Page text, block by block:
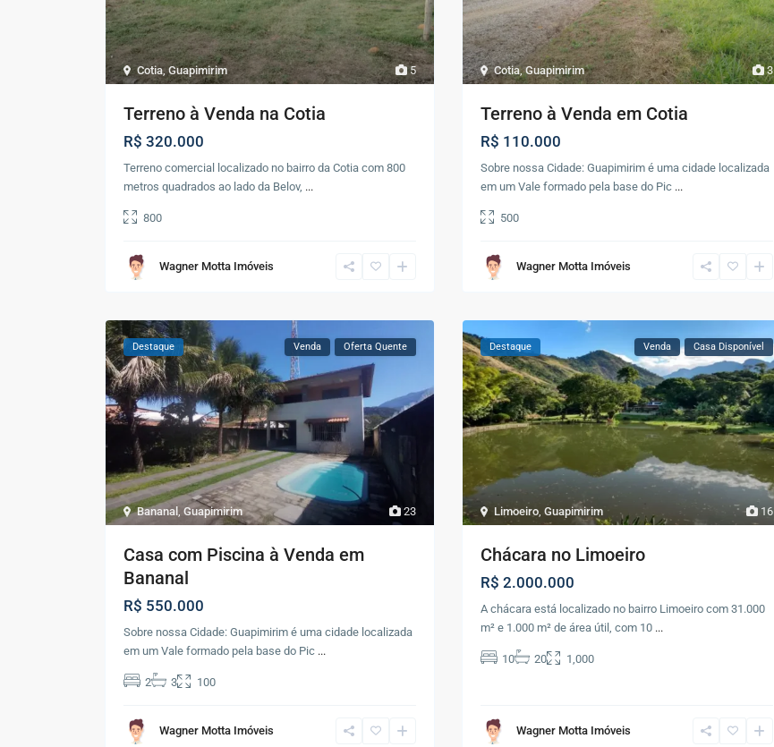
5
Cotia, Guapimirim
Terreno à Venda na Cotia
R$ 320.000
Terreno comercial localizado no bairro da Cotia com 800
metros quadrados ao lado da Belov, ...
800
Wagner Motta Imóveis
3
Cotia,Guapimirim
Terreno à Venda em Cotia
R$ 110.000
Sobre nossa Cidade: Guapimirim é uma cidade localizada
em um Vale formado pela base do Pic ...
500
Wagner Motta Imóveis
23
Bananal Guapimirim
Destaque Venda Oferta Quente
Casa com Piscina à Venda em
Bananal
R$ 550.000
Sobre nossa Cidade: Guapimirim é uma cidade localizada
em um Vale formado pela base do Pic ...
2 3 100
Wagner Motta Imóveis
16
Limoeiro, Guapimirim
Destaque Venda Casa Disponível
Chácara no Limoeiro
R$ 2.000.000
A chácara está localizado no bairro Limoeiro com 31.000
m² e 1.000 m² de área útil, com 10 ...
10 20 1,000
Wagner Motta Imóveis